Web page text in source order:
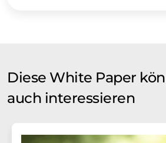
Diese White Paper
auch interessieren